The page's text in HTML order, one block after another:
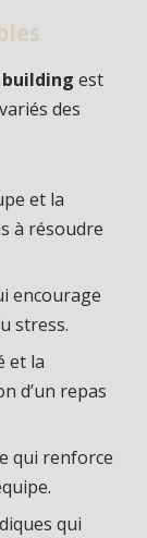
est
des
et la
à résoudre
encourage
stress.
et la
d’un repas
qui renforce
qui